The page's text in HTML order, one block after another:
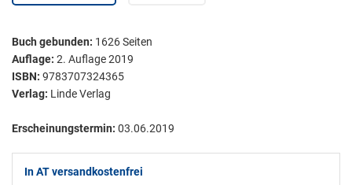
Buch gebunden: 1626Seiten
Auflage: 2. Auflage 2019
ISBN: 9783707324365
Verlag: Linde Verlag
Erscheinungstermin: 03.06.2019
In AT versandkostenfrei